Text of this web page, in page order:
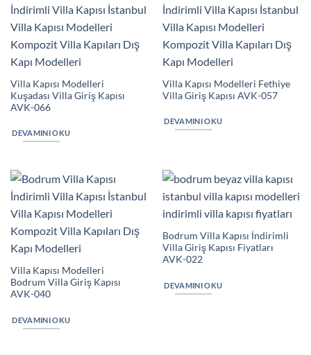
Villa Kapısı Modelleri
Kuşadası Villa Giriş Kapısı
AVK-066
DEVAMINI OKU
Villa Kapısı Modelleri Fethiye
Villa Giriş Kapısı AVK-057
DEVAMINI OKU
Villa Kapısı Modelleri
Bodrum Villa Giriş Kapısı
AVK-040
DEVAMINI OKU
Bodrum Villa Kapısı İndirimli
Villa Giriş Kapısı Fiyatları
AVK-022
DEVAMINI OKU